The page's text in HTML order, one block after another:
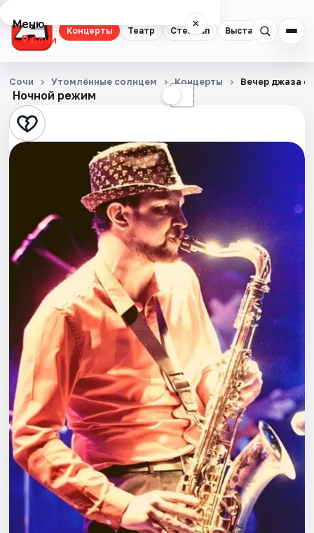
Концерты Театр Стендап Выставки
Меню ×
Сочи
Концерты
Театр
Стендап
Экскурсии
Спорт
События
Города
Площадки
Артисты
Рейтинги
Ночной режим ☾
Сочи Утомлённые солнцем Концерты Вечер джаза